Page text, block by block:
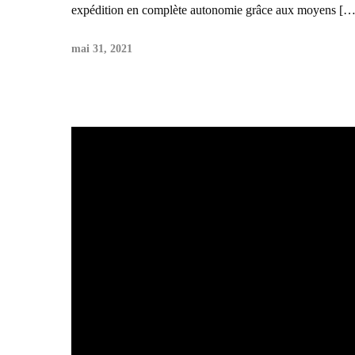
expédition en complète autonomie grâce aux moyens
mai 31, 2021